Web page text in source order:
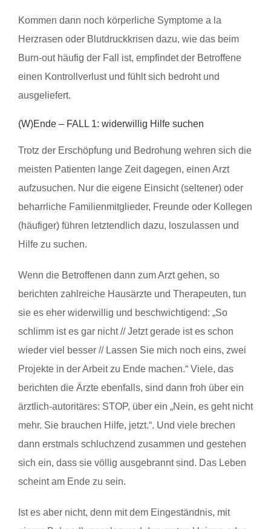
Kommen dann noch körperliche Symptome a la
Herzrasen oder Blutdruckkrisen dazu, wie das beim
Burn-out häufig der Fall ist, empfindet der Betroffene
einen Kontrollverlust und fühlt sich bedroht und
ausgeliefert.
(W)Ende – FALL 1: widerwillig Hilfe suchen
Trotz der Erschöpfung und Bedrohung wehren sich die
meisten Patienten lange Zeit dagegen, einen Arzt
aufzusuchen. Nur die eigene Einsicht (seltener) oder
beharrliche Familienmitglieder, Freunde oder Kollegen
(häufiger) führen letztendlich dazu, loszulassen und
Hilfe zu suchen.
Wenn die Betroffenen dann zum Arzt gehen, so
berichten zahlreiche Hausärzte und Therapeuten, tun
sie es eher widerwillig und beschwichtigend: „So
schlimm ist es gar nicht // Jetzt gerade ist es schon
wieder viel besser // Lassen Sie mich noch eins, zwei
Projekte in der Arbeit zu Ende machen.“ Viele, das
berichten die Ärzte ebenfalls, sind dann froh über ein
ärztlich-autoritäres: STOP, über ein „Nein, es geht nicht
mehr. Sie brauchen Hilfe, jetzt.“. Und viele brechen
dann erstmals schluchzend zusammen und gestehen
sich ein, dass sie völlig ausgebrannt sind. Das Leben
scheint am Ende zu sein.
Ist es aber nicht, denn mit dem Eingeständnis, mit